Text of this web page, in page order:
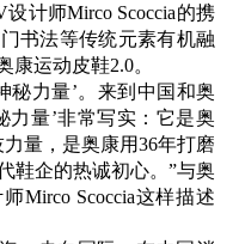
计师Mirco Scoccia的携
书法等传统元素有机融
康运动皮鞋2.0。
秘力量’。来到中国和奥
力量’非常写实：它是奥
量，是奥康用36年打磨
鞋企的热诚初心。”与奥
Mirco Scoccia这样描述